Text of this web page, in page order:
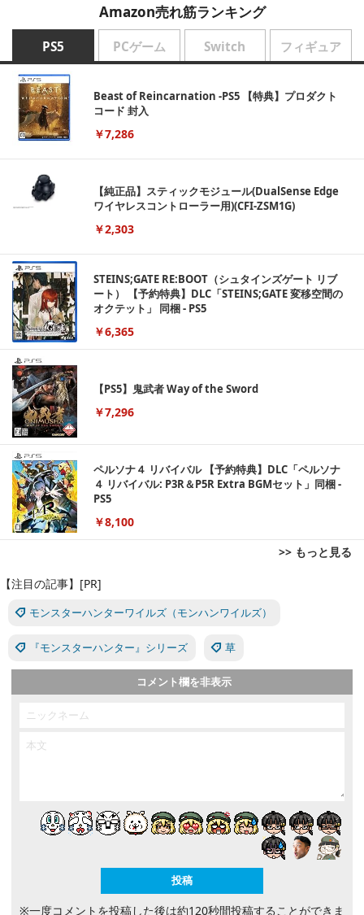
Amazon売れ筋ランキング
PS5
Beast of Reincarnation -PS5 【特典】プロダクト
コード 封入
￥7,286
【純正品】スティックモジュール(DualSense Edge
ワイヤレスコントローラー用)(CFI-ZSM1G)
￥2,303
STEINS;GATE RE:BOOT（シュタインズゲート リブ
ート） 【予約特典】DLC「STEINS;GATE 変移空間の
オクテット」 同梱 - PS5
￥6,365
【PS5】鬼武者 Way of the Sword
￥7,296
ペルソナ４ リバイバル 【予約特典】DLC「ペルソナ
４ リバイバル: P3R＆P5R Extra BGMセット」同梱 -
PS5
￥8,100
>> もっと見る
PCゲーム
Windows版 | Minecraft (マインクラフト): Java &
Bedrock Edition | オンラインコード版
ドラゴンクエストX 時空の迷い子たち オンライン
【Amazon.co.jp限定】お役立ちアイテムセット 配
￥38,800
Shimarisudou ゲーミングマウスパッド デスクパッ
ド nayutaモデル クロス表面 Lサイズ 450×400×5m
m
Switch
￥5,645
リズム天国 ミラクルスターズ|オンラインコード版
￥6,897
Nintendo Switch(有機ELモデル) Joy-Con(L) ネオン
ブルー/(R) ネオンレッド
フィギュア
タカラトミー(TAKARA TOMY) T-SPARK トランスフ
可動フィギュア
TAMASHII NATIONS フィギュアーツ mini 機動戦
士ガンダムSEED FREEDOM アスラン・ザラ（再販
￥9,544
TAMASHII NATIONS ROBOT魂 攻殻機動隊 THE GH
OST IN THE SHELL ＜SIDE GHOST＞ フチコマ 約15
0mm ABS&PVC製 塗装済み可動フィギュア
【注目の記事】[PR]
モンスターハンターワイルズ（モンハンワイルズ）
『モンスターハンター』シリーズ 草
コメント欄を非表示
※一度コメントを投稿した後は約120秒間投稿することができま